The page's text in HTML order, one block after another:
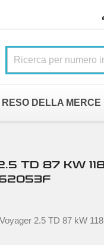
RESO DELLA MERCE
TD 87 KW
2.5 TD 87 kW